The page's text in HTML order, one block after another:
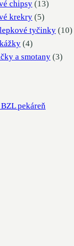
chipsy 1313
krekry 55
produktov
tyčinky 1010
44
produkty
a smotany 33
pekáreň